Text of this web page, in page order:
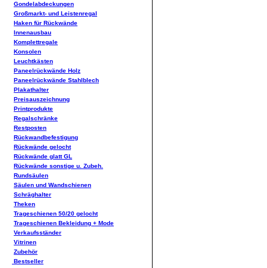
Gondelabdeckungen
Großmarkt- und Leistenregal
Haken für Rückwände
Innenausbau
Komplettregale
Konsolen
Leuchtkästen
Paneelrückwände Holz
Paneelrückwände Stahlblech
Plakathalter
Preisauszeichnung
Printprodukte
Regalschränke
Restposten
Rückwandbefestigung
Rückwände gelocht
Rückwände glatt GL
Rückwände sonstige u. Zubeh.
Rundsäulen
Säulen und Wandschienen
Schräghalter
Theken
Trageschienen 50/20 gelocht
Trageschienen Bekleidung + Mode
Verkaufsständer
Vitrinen
Zubehör
Bestseller